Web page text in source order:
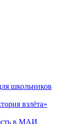
школьников
взлёта»
в МАИ